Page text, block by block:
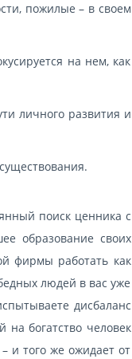
пожилые – в своем
на нем, как
личного развития и
поиск ценника с
образование своих
фирмы работать как
людей в вас уже
дисбаланс
богатство человек
и того же ожидает от